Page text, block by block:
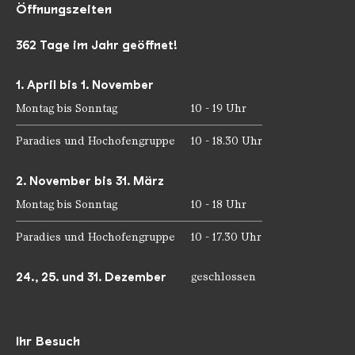
Ihr Besuch
Öffnungszeiten
362 Tage im Jahr geöffnet!
1. April bis 1. November
Montag bis Sonntag 10 - 19 Uhr
Paradies und Hochofengruppe 10 - 18.30 Uhr
2. November bis 31. März
Montag bis Sonntag 10 - 18 Uhr
Paradies und Hochofengruppe 10 - 17.30 Uhr
24., 25. und 31. Dezember geschlossen